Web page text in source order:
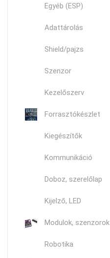
Egyéb (ESP)
Adattárolás
Shield/pajzs
Szenzor
Kezelőszerv
Forrasztókészlet
Kiegészítők
Kommunikáció
Doboz, szerelőlap
Kijelző, LED
Modulok, szenzorok
Robotika